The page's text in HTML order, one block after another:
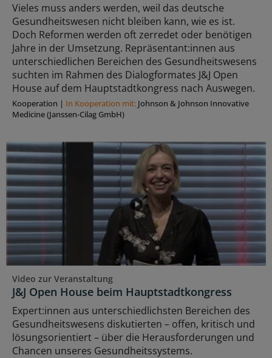
Vieles muss anders werden, weil das deutsche
Gesundheitswesen nicht bleiben kann, wie es ist.
Doch Reformen werden oft zerredet oder benötigen
Jahre in der Umsetzung. Repräsentant:innen aus
unterschiedlichen Bereichen des Gesundheitswesens
suchten im Rahmen des Dialogformates J&J Open
House auf dem Hauptstadtkongress nach Auswegen.
Kooperation | In Kooperation mit: Johnson & Johnson Innovative
Medicine (Janssen-Cilag GmbH)
Video zur Veranstaltung
J&J Open House beim Hauptstadtkongress
Expert:innen aus unterschiedlichsten Bereichen des
Gesundheitswesens diskutierten – offen, kritisch und
lösungsorientiert – über die Herausforderungen und
Chancen unseres Gesundheitssystems.